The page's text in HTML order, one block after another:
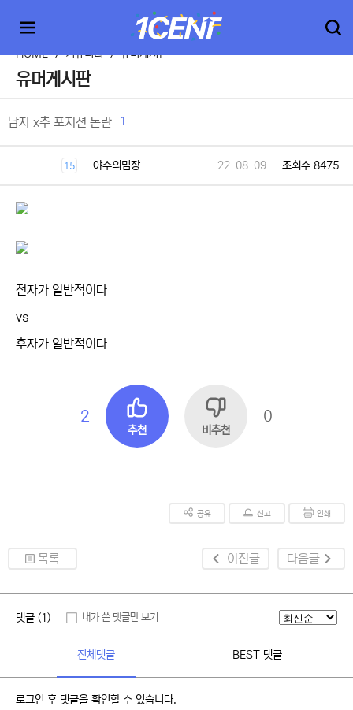
HOME > 커뮤니티 > 유머게시판
유머게시판
남자 x추 포지션 논란 1
15 야수의밈장 22-08-09 조회수 8475
전자가 일반적이다
vs
후자가 일반적이다
2
추천 비추천
0
공유 신고 인쇄
목록 이전글 다음글
댓글 (1) 내가 쓴 댓글만 보기
전체댓글 BEST 댓글
로그인 후 댓글을 확인할 수 있습니다.